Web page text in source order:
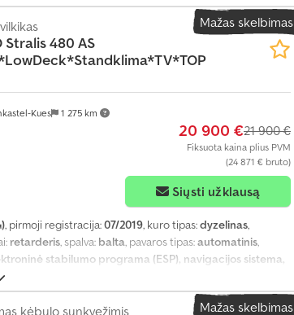
644 146 h, priekinės padangos dydis:315/70 22,5, galinės
borto kompiuteris, centrinis užraktas, diferencialo
oro kondicionavimas, priešrūkiniai žibintai,
Mažas skelbimas
Kues 1 275 km
Stralis 480 AS
20 900 €21 900 €
Fiksuota kaina plius PVM
(24 871 € bruto)
Siųsti užklausą
, pirmoji registracija:07/2019, kuro tipas:dyzelinas,
retarderis, spalva: balta, pavaros tipas:automatinis,
stabilumo programa (ESP), navigacijos sistema,
Mažas skelbimas
kėbulo sunkvežimis